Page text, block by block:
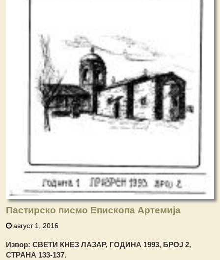
Пастирско писмо Епископа Артемија
август 1, 2016
Извор: СВЕТИ КНЕЗ ЛАЗАР, ГОДИНА 1993, БРОЈ 2,
СТРАНА 133-137.